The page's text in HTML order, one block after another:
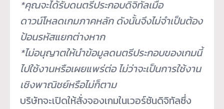
*คุณจะได้รับดนตรีประกอบดิจิทัลเมื่อ
ดาวน์โหลดเกมภาคหลัก ดังนั้นจึงไม่จำเป็นต้อง
ป้อนรหัสแยกต่างหาก
*ไม่อนุญาตให้นำข้อมูลดนตรีประกอบของเกมนี้
ไปใช้งานหรือเผยแพร่ต่อ ไม่ว่าจะเป็นการใช้งาน
เชิงพาณิชย์หรือไม่ก็ตาม
บริษัทจะเปิดให้สั่งจองเกมในเวอร์ชันดิจิทัลซึ่ง